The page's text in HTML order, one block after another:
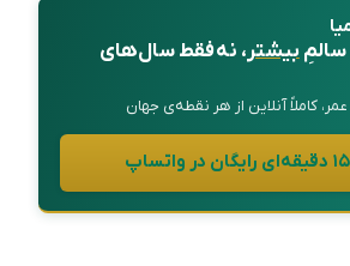
بیشتر، نه فقط سال‌های
کاملاً آنلاین از هر نقطه‌ی جهان